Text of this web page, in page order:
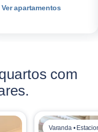
Ver apartamentos
com
Varanda •